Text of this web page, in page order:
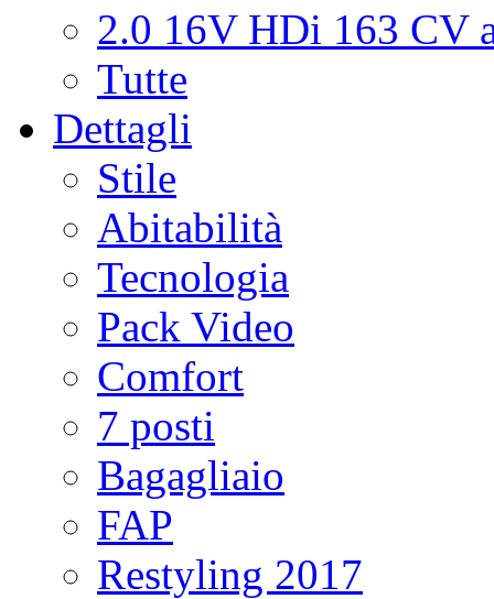
2.0 16V HDi 163 CV
Tutte
Dettagli
Stile
Abitabilità
Tecnologia
Pack Video
Comfort
7 posti
Bagagliaio
FAP
Restyling 2017